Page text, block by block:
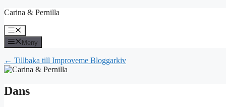
Hoppa
innehåll
Carina & Pernilla
Meny
Meny
← Tillbaka till Improveme Bloggarkiv
Dans